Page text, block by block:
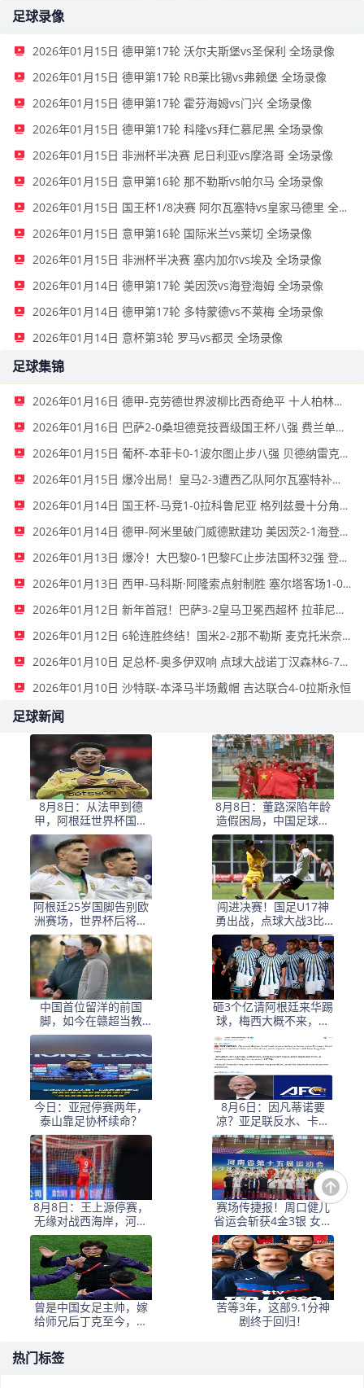
足球录像
2026年01月15日 德甲第17轮 沃尔夫斯堡vs圣保利 全场录像
2026年01月15日 德甲第17轮 RB莱比锡vs弗赖堡 全场录像
2026年01月15日 德甲第17轮 霍芬海姆vs门兴 全场录像
2026年01月15日 德甲第17轮 科隆vs拜仁慕尼黑 全场录像
2026年01月15日 非洲杯半决赛 尼日利亚vs摩洛哥 全场录像
2026年01月15日 意甲第16轮 那不勒斯vs帕尔马 全场录像
2026年01月15日 国王杯1/8决赛 阿尔瓦塞特vs皇家马德里 全场录像
2026年01月15日 意甲第16轮 国际米兰vs莱切 全场录像
2026年01月15日 非洲杯半决赛 塞内加尔vs埃及 全场录像
2026年01月14日 德甲第17轮 美因茨vs海登海姆 全场录像
2026年01月14日 德甲第17轮 多特蒙德vs不莱梅 全场录像
2026年01月14日 意杯第3轮 罗马vs都灵 全场录像
足球集锦
2026年01月16日 德甲-克劳德世界波柳比西奇绝平 十人柏林联合1-1奥格斯堡
2026年01月16日 巴萨2-0桑坦德竞技晋级国王杯八强 费兰单刀球破门亚马尔建功
2026年01月15日 葡杯-本菲卡0-1波尔图止步八强 贝德纳雷克制胜帕夫利季斯失良机
2026年01月15日 爆冷出局！皇马2-3遭西乙队阿尔瓦塞特补时绝杀 无缘国王杯8强
2026年01月14日 国王杯-马竞1-0拉科鲁尼亚 格列兹曼十分角任意球破门+远射中横梁
2026年01月14日 德甲-阿米里破门威德默建功 美因茨2-1海登海姆
2026年01月13日 爆冷！大巴黎0-1巴黎FC止步法国杯32强 登贝莱失单刀埃梅里中框
2026年01月13日 西甲-马科斯·阿隆索点射制胜 塞尔塔客场1-0塞维利亚
2026年01月12日 新年首冠！巴萨3-2皇马卫冕西超杯 拉菲尼亚双响维尼修斯一条龙
2026年01月12日 6轮连胜终结！国米2-2那不勒斯 麦克托米奈双响恰20点射孔蒂染红
2026年01月10日 足总杯-奥多伊双响 点球大战诺丁汉森林6-7雷克瑟姆
2026年01月10日 沙特联-本泽马半场戴帽 吉达联合4-0拉斯永恒
足球新闻
8月8日：从法甲到德
甲，阿根廷世界杯国脚
梅迪纳2500万欧转会勒
沃库森
8月8日：董路深陷年龄
造假困局，中国足球小
将信任危机何解？
阿根廷25岁国脚告别欧
洲赛场，世界杯后将重
返阿超！
闯进决赛！国足U17神
勇出战，点球大战3比1
淘汰河床，豪取四战不
败！
中国首位留洋的前国
脚，如今在赣超当教
练，1.9米儿子也选足球
砸3个亿请阿根廷来华踢
球，梅西大概不来，却
要国足上去当陪练？
今日：亚冠停赛两年，
泰山靠足协杯续命？
8月6日：因凡蒂诺要
凉？亚足联反水、卡塔
尔挺他，世界杯权力游
戏比决赛点球还刺激！
8月8日：王上源停赛，
无缘对战西海岸，河南
中场失核，郑智率队剑
指亚冠！
赛场传捷报！周口健儿
省运会斩获4金3银 女足
（甲组）创历史摘银
曾是中国女足主帅，嫁
给师兄后丁克至今，如
苦等3年，这部9.1分神
剧终于回归！
热门标签